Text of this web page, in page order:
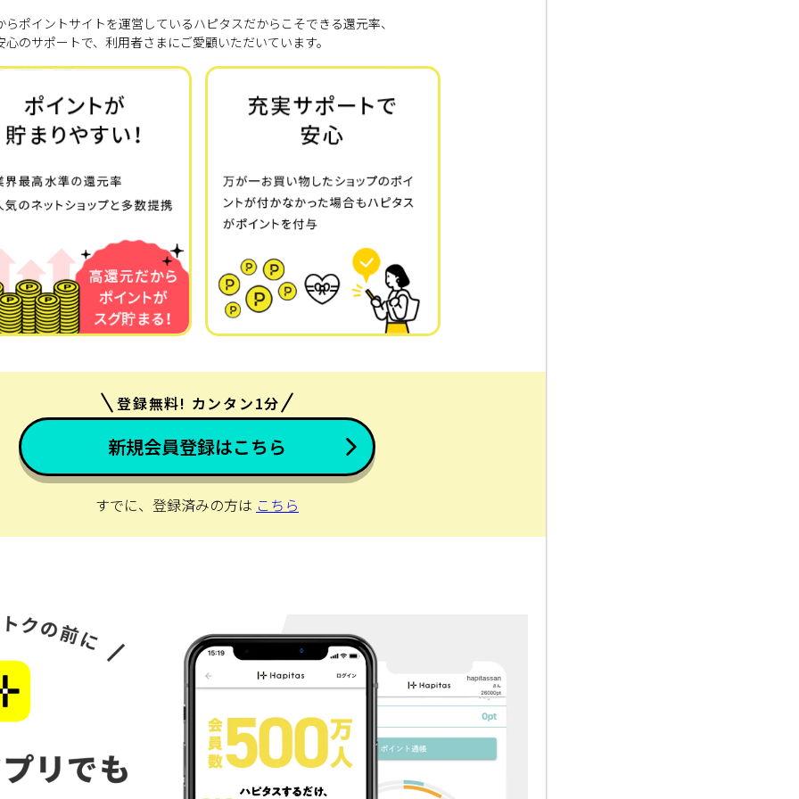
らポイントサイトを運営しているハピタスだからこそできる還元率、
心のサポートで、利用者さまにご愛顧いただいています。
登録無料! カンタン1分
新規会員登録はこちら
すでに、登録済みの方は こちら